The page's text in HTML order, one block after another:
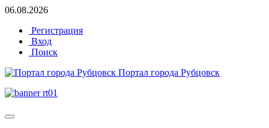
06.08.2026
Регистрация
Вход
Поиск
Портал города Рубцовск